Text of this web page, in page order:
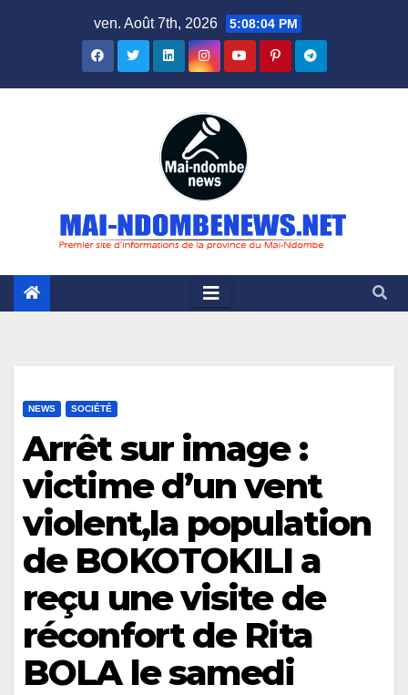
ven. Août 7th, 2026 5:08:05 PM
NEWS SOCIÉTÉ
Arrêt sur image :
victime d’un vent
violent,la population
de BOKOTOKILI a
reçu une visite de
réconfort de Rita
BOLA le samedi